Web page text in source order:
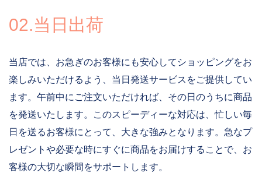
02.当日出荷
当店では、お急ぎのお客様にも安心してショッピングをお
楽しみいただけるよう、当日発送サービスをご提供してい
ます。午前中にご注文いただければ、その日のうちに商品
を発送いたします。このスピーディーな対応は、忙しい毎
日を送るお客様にとって、大きな強みとなります。急なプ
レゼントや必要な時にすぐに商品をお届けすることで、お
客様の大切な瞬間をサポートします。